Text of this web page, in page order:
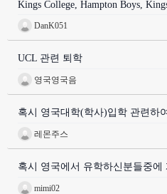
Kings College, Hampton Boys,
DanK051
UCL 관련 퇴학
영국영국음
혹시 영국대학(학사)입학 관련하
레몬주스
혹시 영국에서 유학하신분들중
mimi02